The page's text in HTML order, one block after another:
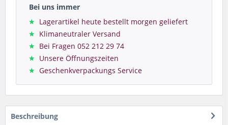
Bei uns immer
Lagerartikel heute bestellt morgen geliefert
Klimaneutraler Versand
Bei Fragen 052 212 29 74
Unsere Öffnungszeiten
Geschenkverpackungs Service
Beschreibung